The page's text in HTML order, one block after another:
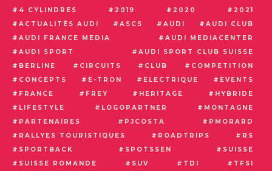
4 CYLINDRES 2019 2020
2021
ACTUALITÉS AUDI
ASCS AUDI
AUDI CLUB
AUDI FRANCE MEDIA
AUDI MEDIACENTER
AUDI SPORT
AUDI SPORT CLUB SUISSE
BERLINE
CIRCUITS CLUB
COMPETITION
CONCEPTS
E-TRON ELECTRIQUE
EVENTS
FRANCE
FREY HERITAGE
HYBRIDE
LIFESTYLE
LOGOPARTNER
MONTAGNE
PARTENAIRES
PJCOSTA
PMORARD
RALLYES TOURISTIQUES
ROADTRIPS
RS
SPORTBACK
SPOTSSEN
SUISSE
SUISSE ROMANDE
SUV TDI
TFSI